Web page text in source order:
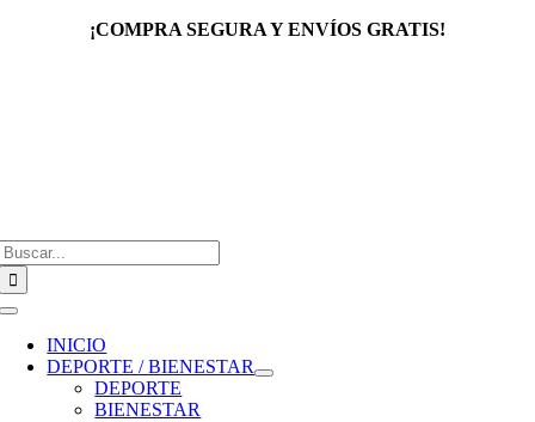
¡COMPRA SEGURA Y ENVÍOS GRATIS!
Toggle
Navigation
INICIO
DEPORTE / BIENESTAR
DEPORTE
BIENESTAR